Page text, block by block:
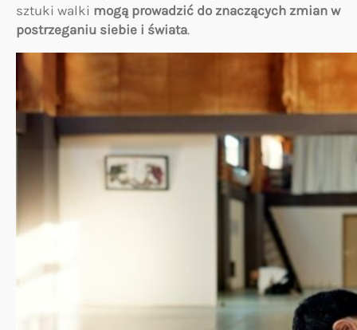
sztuki walki mogą prowadzić do znaczących zmian w
postrzeganiu siebie i świata.